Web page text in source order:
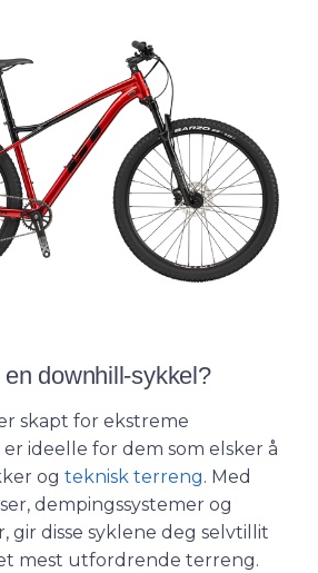
downhill-sykkel?
skapt for ekstreme
ideelle for dem som elsker å
og teknisk terreng. Med
dempingssystemer og
gir disse syklene deg selvtillit
mest utfordrende terreng.